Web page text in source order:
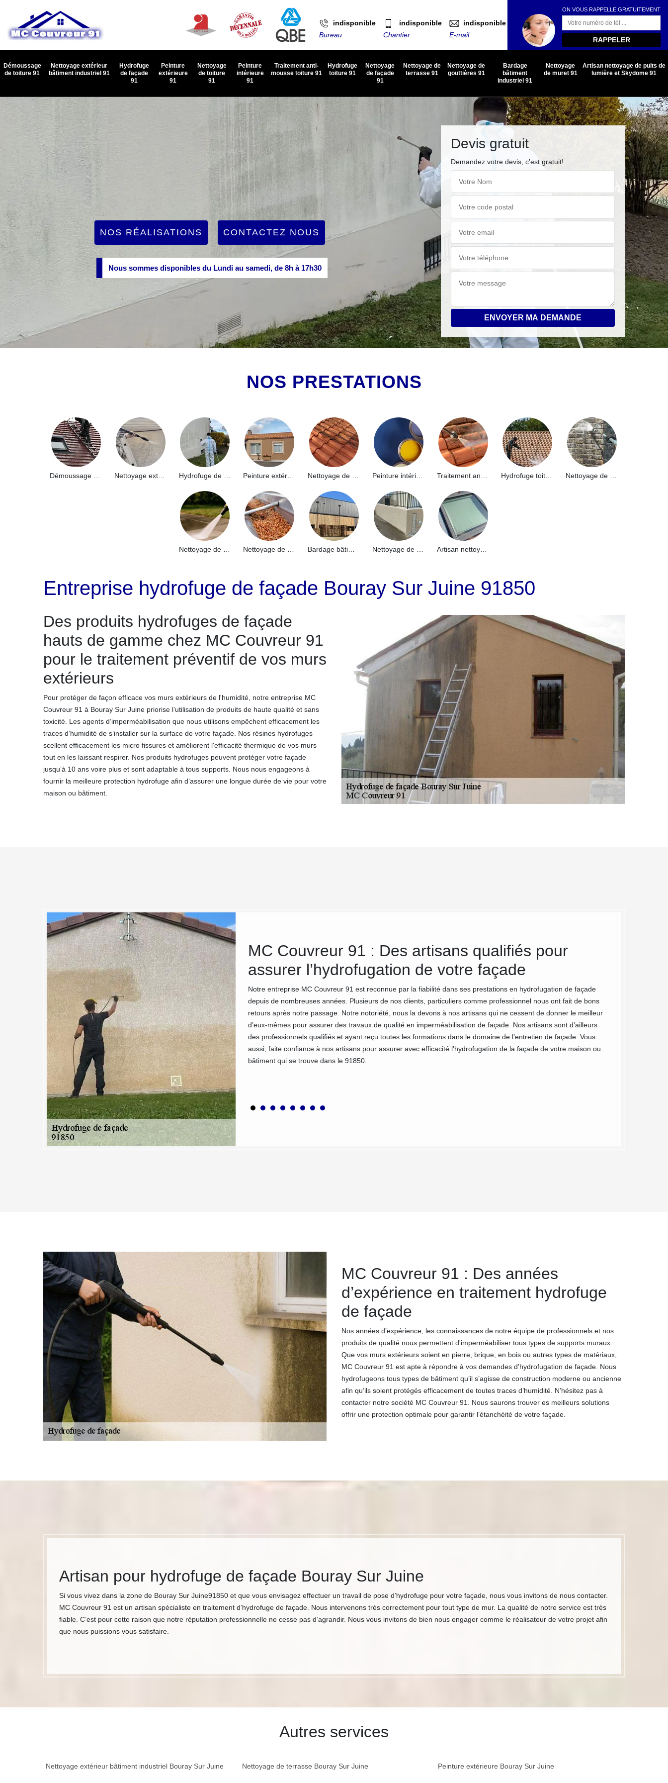
indisponible
Bureau
indisponible
Chantier
indisponible
E-mail
ON VOUS RAPPELLE GRATUITEMENT
Démoussage
de toiture 91
Nettoyage extérieur
bâtiment industriel 91
Hydrofuge
de façade
91
Peinture
extérieure
91
Nettoyage
de toiture
91
Peinture
intérieure
91
Traitement anti-
mousse toiture 91
Hydrofuge
toiture 91
Nettoyage
de façade
91
Nettoyage de
terrasse 91
Nettoyage de
gouttières 91
Bardage
bâtiment
industriel 91
Nettoyage
de muret 91
Artisan nettoyage de puits de
lumière et Skydome 91
NOS RÉALISATIONS CONTACTEZ NOUS
Nous sommes disponibles du Lundi au samedi, de 8h à 17h30
Devis gratuit
Demandez votre devis, c'est gratuit!
NOS PRESTATIONS
Nettoyage extérieur bâtiment industriel 91 Peinture intérieure 91
Artisan nettoyage de puits de lumière et Skydome 91
Entreprise hydrofuge de façade Bouray Sur Juine 91850
Des produits hydrofuges de façade
hauts de gamme chez MC Couvreur 91
pour le traitement préventif de vos murs
extérieurs
Pour protéger de façon efficace vos murs extérieurs de l'humidité, notre entreprise MC
Couvreur 91 à Bouray Sur Juine priorise l’utilisation de produits de haute qualité et sans
toxicité. Les agents d’imperméabilisation que nous utilisons empêchent efficacement les
traces d’humidité de s’installer sur la surface de votre façade. Nos résines hydrofuges
scellent efficacement les micro fissures et améliorent l'efficacité thermique de vos murs
tout en les laissant respirer. Nos produits hydrofuges peuvent protéger votre façade
jusqu’à 10 ans voire plus et sont adaptable à tous supports. Nous nous engageons à
fournir la meilleure protection hydrofuge afin d’assurer une longue durée de vie pour votre
maison ou bâtiment.
trouve la meilleure solution pour
de votre maison à Bouray
le 91850
maximale pour vos murs extérieurs avec l'aide de professionnels ? Afin de
de votre façade à Bouray Sur Juine et ses environs, MC Couvreur 91 est
meilleure façon son hydrofugation. Parmi nos solutions, il y a l’application de
et prolonger la durée de vie de vos murs extérieurs. Ce produit est
l’humidité, contre les effets de la pollution et contre les mousses.
peuvent également embellir et rajeunir votre façade.
MC Couvreur 91 : Des artisans qualifiés pour
assurer l’hydrofugation de votre façade
Notre entreprise MC Couvreur 91 est reconnue par la fiabilité dans ses prestations en hydrofugation de façade
depuis de nombreuses années. Plusieurs de nos clients, particuliers comme professionnel nous ont fait de bons
retours après notre passage. Notre notoriété, nous la devons à nos artisans qui ne cessent de donner le meilleur
d’eux-mêmes pour assurer des travaux de qualité en imperméabilisation de façade. Nos artisans sont d’ailleurs
des professionnels qualifiés et ayant reçu toutes les formations dans le domaine de l’entretien de façade. Vous
aussi, faite confiance à nos artisans pour assurer avec efficacité l’hydrofugation de la façade de votre maison ou
bâtiment qui se trouve dans le 91850.
MC Couvreur 91 : Des années
d’expérience en traitement hydrofuge
de façade
Nos années d’expérience, les connaissances de notre équipe de professionnels et nos
produits de qualité nous permettent d'imperméabiliser tous types de supports muraux.
Que vos murs extérieurs soient en pierre, brique, en bois ou autres types de matériaux,
MC Couvreur 91 est apte à répondre à vos demandes d’hydrofugation de façade. Nous
hydrofugeons tous types de bâtiment qu’il s’agisse de construction moderne ou ancienne
afin qu’ils soient protégés efficacement de toutes traces d’humidité. N'hésitez pas à
contacter notre société MC Couvreur 91. Nous saurons trouver es meilleurs solutions
offrir une protection optimale pour garantir l’étanchéité de votre façade.
Artisan pour hydrofuge de façade Bouray Sur Juine
Si vous vivez dans la zone de Bouray Sur Juine91850 et que vous envisagez effectuer un travail de pose d’hydrofuge pour votre façade, nous vous invitons de nous contacter.
MC Couvreur 91 est un artisan spécialiste en traitement d’hydrofuge de façade. Nous intervenons très correctement pour tout type de mur. La qualité de notre service est très
fiable. C’est pour cette raison que notre réputation professionnelle ne cesse pas d’agrandir. Nous vous invitons de bien nous engager comme le réalisateur de votre projet afin
que nous puissions vous satisfaire.
Autres services
Nettoyage extérieur bâtiment industriel Bouray Sur Juine Nettoyage de terrasse Bouray Sur Juine Peinture extérieure Bouray Sur Juine